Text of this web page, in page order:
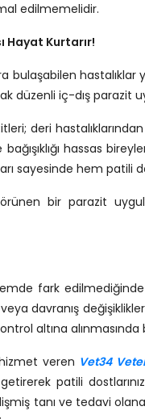
edilmemelidir.
Hayat Kurtarır!
bulaşabilen hastalıklar
düzenli iç-dış parazit
deri
hassas
sayesinde hem patili
bir parazit
fark
veya davranış
altına
veren Vet34
patili
tanı ve tedavi